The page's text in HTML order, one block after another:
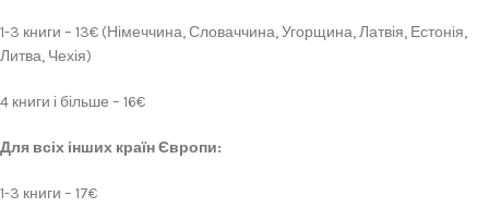
1-3 книги – 13€ (Німеччина, Словаччина, Угорщина, Латвія, Естонія,
Литва, Чехія)
4 книги і більше – 16€
Для всіх інших країн Європи:
1-3 книги – 17€